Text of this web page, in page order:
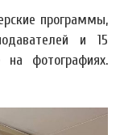
программы,
и 15
фотографиях.